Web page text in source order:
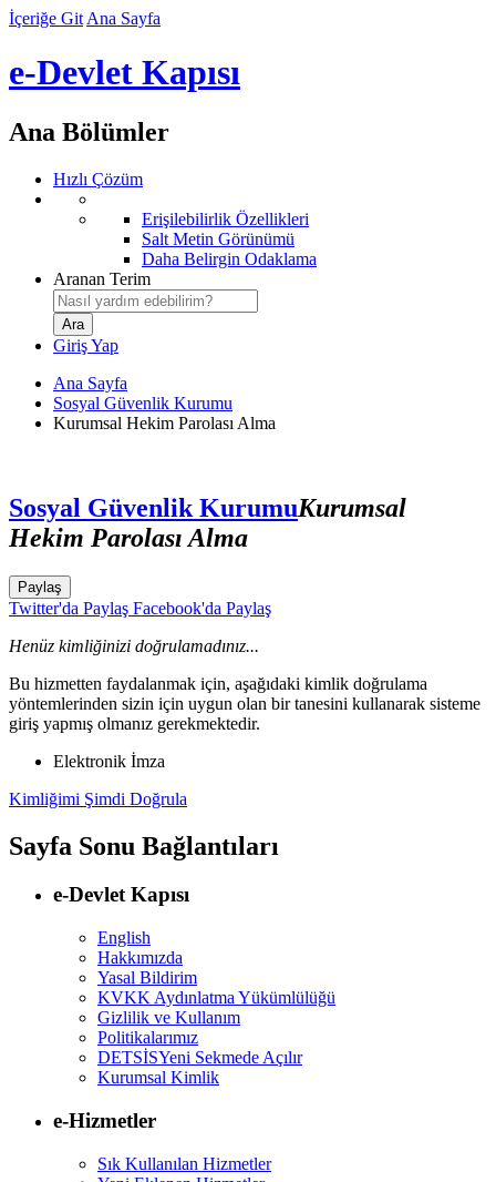
İçeriğe Git Ana Sayfa
e-Devlet Kapısı
Ana Bölümler
Hızlı Çözüm
Erişilebilirlik Özellikleri
Salt Metin Görünümü
Daha Belirgin Odaklama
Aranan Terim
Giriş Yap
Ana Sayfa
Sosyal Güvenlik Kurumu
Kurumsal Hekim Parolası Alma
Sosyal Güvenlik KurumuKurumsal
Hekim Parolası Alma
Paylaş
Twitter'da Paylaş Facebook'da Paylaş
Henüz kimliğinizi doğrulamadınız...
Bu hizmetten faydalanmak için, aşağıdaki kimlik doğrulama
yöntemlerinden sizin için uygun olan bir tanesini kullanarak sisteme
giriş yapmış olmanız gerekmektedir.
Elektronik İmza
Kimliğimi Şimdi Doğrula
Sayfa Sonu Bağlantıları
e-Devlet Kapısı
English
Hakkımızda
Yasal Bildirim
KVKK Aydınlatma Yükümlülüğü
Gizlilik ve Kullanım
Politikalarımız
DETSİSYeni Sekmede Açılır
Kurumsal Kimlik
e-Hizmetler
Sık Kullanılan Hizmetler